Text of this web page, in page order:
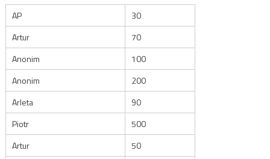
AP
30
Artur
70
Anonim
100
Anonim
200
Arleta
90
Piotr
500
Artur
50